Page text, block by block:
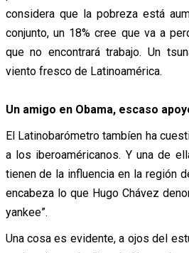
considera que la pobreza está
conjunto, un 18% cree que va a
que no encontrará trabajo. Un
viento fresco de Latinoamérica.
Un amigo en Obama, escaso
El Latinobarómetro tambíen ha
a los iberoaméricanos. Y una de
tienen de la influencia en la región
encabeza lo que Hugo Chávez
yankee”.
Una cosa es evidente, a ojos del